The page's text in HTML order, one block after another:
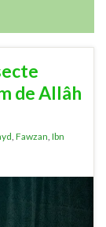
de Allâh
Fawzan Ibn